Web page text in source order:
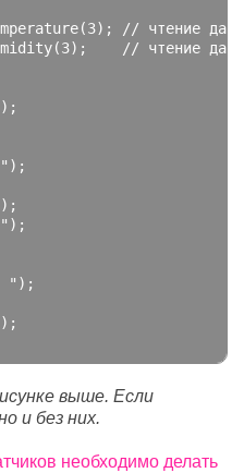
(3);
// чтение
(3);
// чтение
);
);
);
);
" );
);
выше. Если
и без них.
необходимо делать